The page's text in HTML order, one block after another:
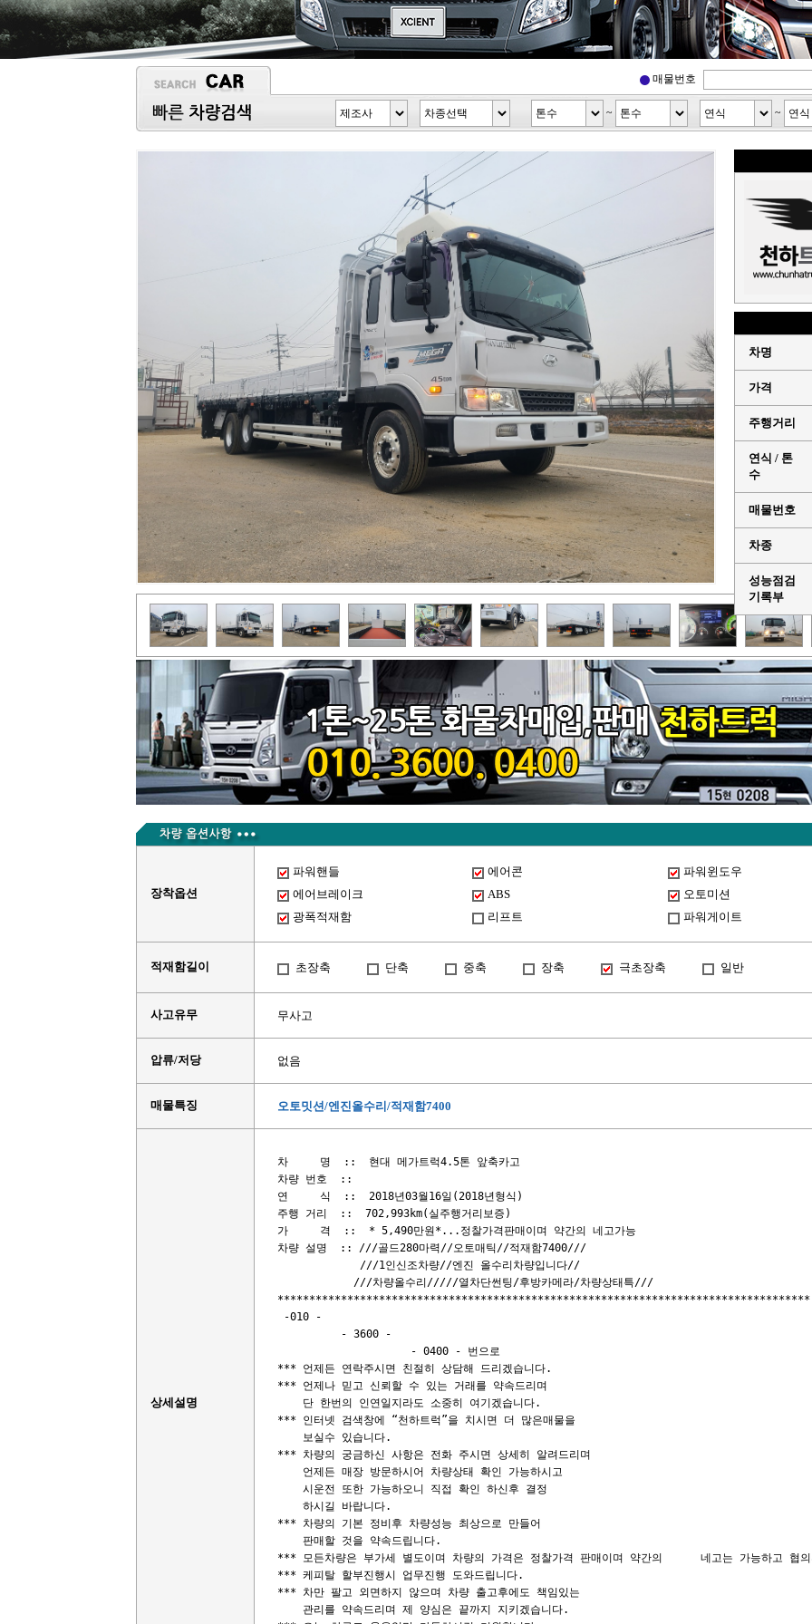
매물번호
~ ~
차명
가격
주행거리
연식 / 톤
수
매물번호
차종
성능점검
기록부
장착옵션
파워핸들 에어콘
파워윈도우
에어브레이크
ABS
오토미션
광폭적재함
리프트 파워게이트
적재함길이 초장축 단축 중축 장축 극초장축 일반
사고유무 무사고
압류/저당 없음
매물특징 오토밋션/엔진올수리/적재함7400
상세설명
차     명  ::  현대 메가트럭4.5톤 앞축카고
차량 번호  ::
연     식  ::  2018년03월16일(2018년형식)
주행 거리  ::  702,993km(실주행거리보증)
가     격  ::  * 5,490만원*...정찰가격판매이며 약간의 네고가능
차량 설명  :: ///골드280마력//오토매틱//적재함7400///
             ///1인신조차량//엔진 올수리차량입니다//
            ///차량올수리/////열차단썬팅/후방카메라/차량상태특///
************************************************************************************
-010 -
          - 3600 -
                     - 0400 - 번으로
*** 언제든 연락주시면 친절히 상담해 드리겠습니다.
*** 언제나 믿고 신뢰할 수 있는 거래를 약속드리며
    단 한번의 인연일지라도 소중히 여기겠습니다.
*** 인터넷 검색창에 “천하트럭”을 치시면 더 많은매물을
    보실수 있습니다.
*** 차량의 궁금하신 사항은 전화 주시면 상세히 알려드리며
    언제든 매장 방문하시어 차량상태 확인 가능하시고
    시운전 또한 가능하오니 직접 확인 하신후 결정
    하시길 바랍니다.
*** 차량의 기본 정비후 차량성능 최상으로 만들어
    판매할 것을 약속드립니다.
*** 모든차량은 부가세 별도이며 차량의 가격은 정찰가격 판매이며 약간의      네고는 가능하고 협
*** 케피탈 할부진행시 업무진행 도와드립니다.
*** 차만 팔고 외면하지 않으며 차량 출고후에도 책임있는
    관리를 약속드리며 제 양심은 끝까지 지키겠습니다.